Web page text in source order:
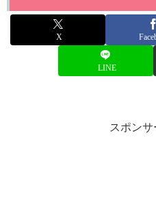
X
LINE
スポンサ